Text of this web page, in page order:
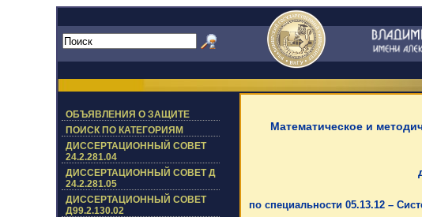
ОБЪЯВЛЕНИЯ О ЗАЩИТЕ
ПОИСК ПО КАТЕГОРИЯМ
ДИССЕРТАЦИОННЫЙ СОВЕТ
24.2.281.04
ДИССЕРТАЦИОННЫЙ СОВЕТ Д
24.2.281.05
ДИССЕРТАЦИОННЫЙ СОВЕТ
Д99.2.130.02
Математическое и
по специальности 05.13.12 –